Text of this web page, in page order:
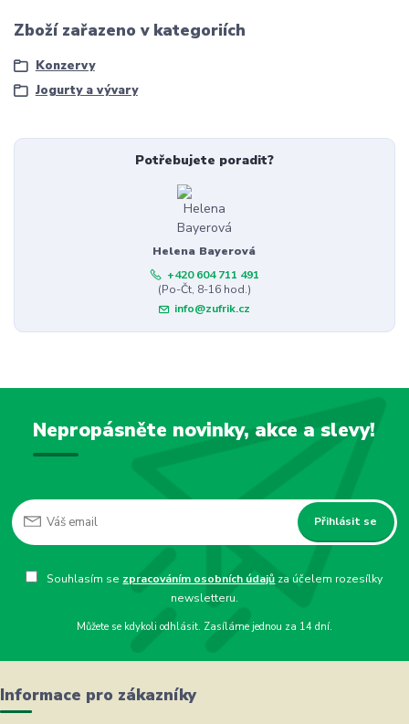
Zboží zařazeno v kategoriích
Konzervy
Jogurty a vývary
Potřebujete poradit?
Helena Bayerová
+420 604 711 491
(Po-Čt, 8-16 hod.)
info@zufrik.cz
Nepropásněte novinky, akce a slevy!
Přihlásit se
Souhlasím se zpracováním osobních údajů za účelem rozesílky
newsletteru.
Můžete se kdykoli odhlásit. Zasíláme jednou za 14 dní.
Informace pro zákazníky